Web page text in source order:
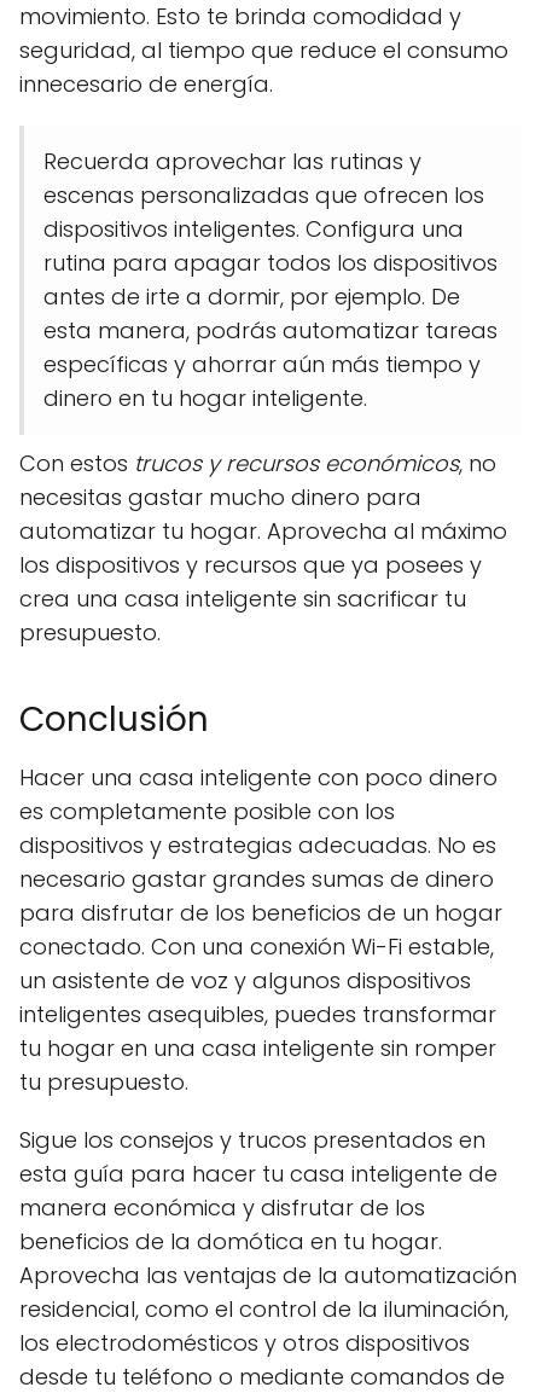
movimiento. Esto te brinda comodidad y
seguridad, al tiempo que reduce el consumo
innecesario de energía.
Recuerda aprovechar las rutinas y
escenas personalizadas que ofrecen los
dispositivos inteligentes. Configura una
rutina para apagar todos los dispositivos
antes de irte a dormir, por ejemplo. De
esta manera, podrás automatizar tareas
específicas y ahorrar aún más tiempo y
dinero en tu hogar inteligente.
Con estos trucos y recursos económicos, no
necesitas gastar mucho dinero para
automatizar tu hogar. Aprovecha al máximo
los dispositivos y recursos que ya posees y
crea una casa inteligente sin sacrificar tu
presupuesto.
Conclusión
Hacer una casa inteligente con poco dinero
es completamente posible con los
dispositivos y estrategias adecuadas. No es
necesario gastar grandes sumas de dinero
para disfrutar de los beneficios de un hogar
conectado. Con una conexión Wi-Fi estable,
un asistente de voz y algunos dispositivos
inteligentes asequibles, puedes transformar
tu hogar en una casa inteligente sin romper
tu presupuesto.
Sigue los consejos y trucos presentados en
esta guía para hacer tu casa inteligente de
manera económica y disfrutar de los
beneficios de la domótica en tu hogar.
Aprovecha las ventajas de la automatización
residencial, como el control de la iluminación,
los electrodomésticos y otros dispositivos
desde tu teléfono o mediante comandos de